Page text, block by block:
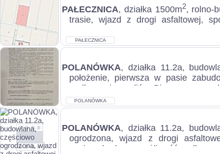
PAŁECZNICA, działka 1500m2, rolno-
trasie, wjazd z drogi asfaltowej,
PAŁECZNICA
POLANÓWKA, działka 11.2a,
położenie, pierwsza w pasie
podłączenia mediów, Pierwszy pas
POLANÓWKA
POLANÓWKA, działka 11.2a,
ogrodzona, wjazd z drogi
pasie zabudowy, możliwość